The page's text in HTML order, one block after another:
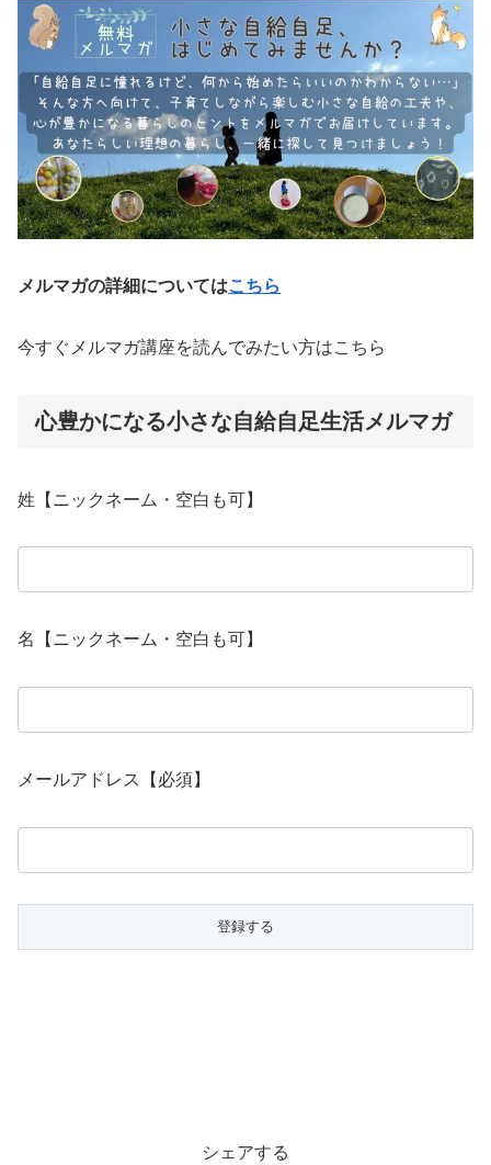
メルマガの詳細についてはこちら
今すぐメルマガ講座を読んでみたい方はこちら
心豊かになる小さな自給自足生活メルマガ
姓【ニックネーム・空白も可】
名【ニックネーム・空白も可】
メールアドレス【必須】
シェアする